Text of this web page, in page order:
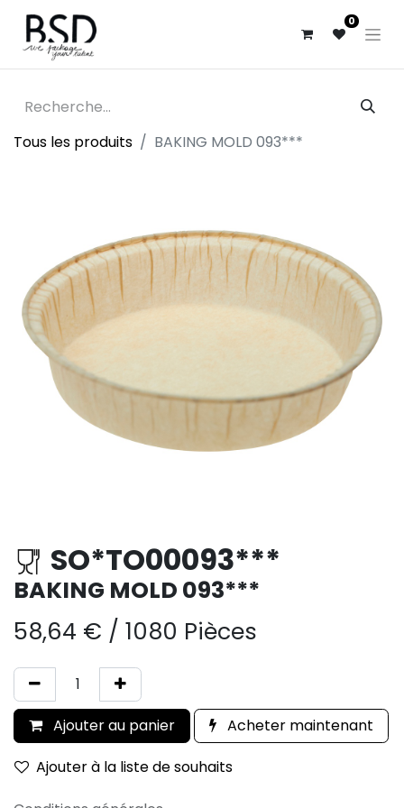
0
Tous les produits BAKING MOLD 093***
SO*TO00093***
BAKING MOLD 093***
58,64 € / 1080 Pièces
Ajouter au panier
Acheter maintenant
Ajouter à la liste de souhaits